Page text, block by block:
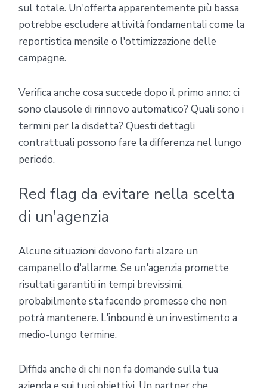
sul totale. Un'offerta apparentemente più bassa
potrebbe escludere attività fondamentali come la
reportistica mensile o l'ottimizzazione delle
campagne.
Verifica anche cosa succede dopo il primo anno: ci
sono clausole di rinnovo automatico? Quali sono i
termini per la disdetta? Questi dettagli
contrattuali possono fare la differenza nel lungo
periodo.
Red flag da evitare nella scelta
di un'agenzia
Alcune situazioni devono farti alzare un
campanello d'allarme. Se un'agenzia promette
risultati garantiti in tempi brevissimi,
probabilmente sta facendo promesse che non
potrà mantenere. L'inbound è un investimento a
medio-lungo termine.
Diffida anche di chi non fa domande sulla tua